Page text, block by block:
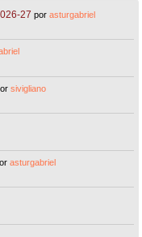
27 porasturgabriel
sivigliano
asturgabriel